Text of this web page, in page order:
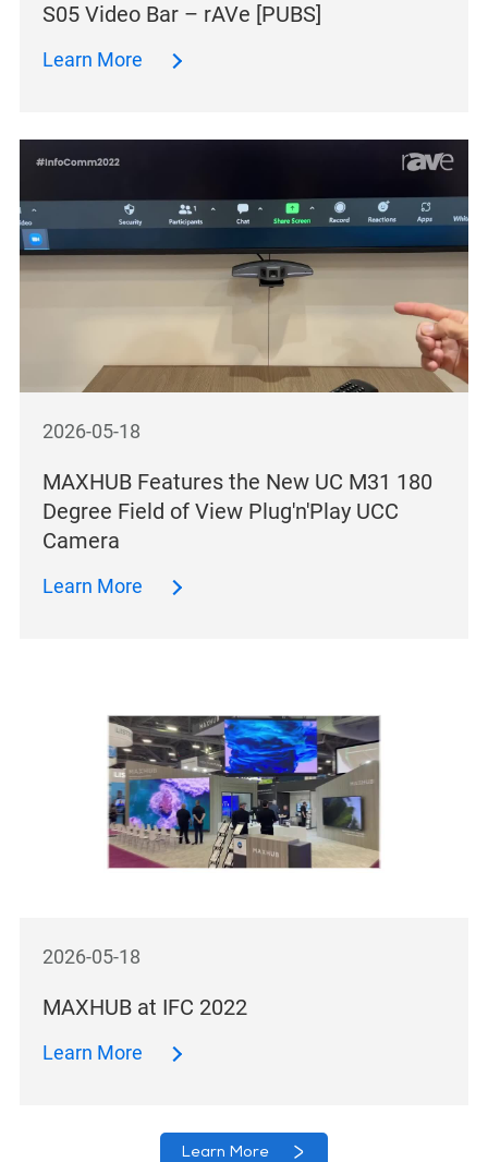
S05 Video Bar – rAVe [PUBS]
Learn More
2026-05-18
MAXHUB Features the New UC M31 180
Degree Field of View Plug'n'Play UCC
Camera
Learn More
2026-05-18
MAXHUB at IFC 2022
Learn More
Learn More